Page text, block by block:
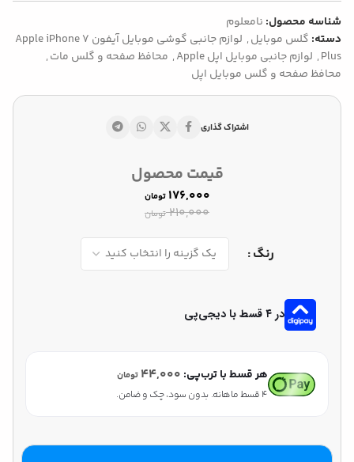
شناسه محصول: نامعلوم
دسته: گلس موبایل,
لوازم جانبی گوشی موبایل آیفون Apple iPhone 7
Plus
, لوازم جانبی موبایل اپل Apple , محافظ صفحه و گلس مات,
محافظ صفحه و گلس موبایل اپل
اشتراک گذاری
قیمت محصول
۲۱۰,۰۰۰ تومان
۱۷۶,۰۰۰ تومان
رنگ
در ۴ قسط با دیجی‌پی
هر قسط با ترب‌پی: ۴۴,۰۰۰ تومان
۴ قسط ماهانه. بدون سود، چک و ضامن.